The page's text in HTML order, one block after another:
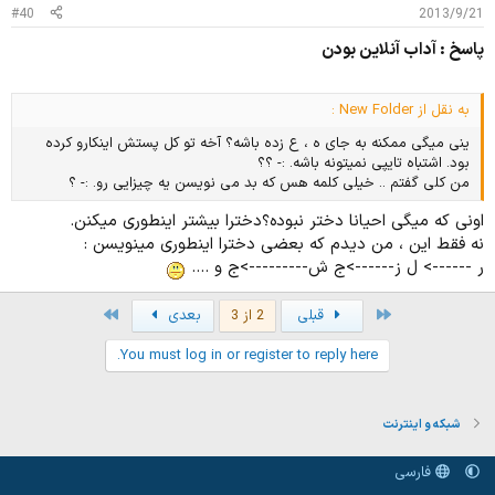
2013/9/21
#40
پاسخ : آداب آنلاین بودن
به نقل از New Folder :
ینی میگی ممکنه به جای ه ، ع زده باشه؟ آخه تو کل پستش اینکارو کرده
بود. اشتباه تایپی نمیتونه باشه. :- ؟؟
من کلی گفتم .. خیلی کلمه هس که بد می نویسن یه چیزایی رو. :- ؟
اونی که میگی احیانا دختر نبوده؟دخترا بیشتر اینطوری میکنن.
نه فقط این ، من دیدم که بعضی دخترا اینطوری مینویسن :
ر ------> ل ز------>ج ش--------->ج و ....
قبلی 2 از 3 بعدی
You must log in or register to reply here.
شبکه و اینترنت
فارسی